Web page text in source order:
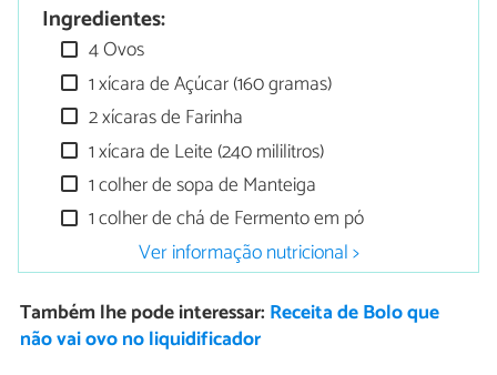
Ingredientes:
4 Ovos
1 xícara de Açúcar (160 gramas)
2 xícaras de Farinha
1 xícara de Leite (240 mililitros)
1 colher de sopa de Manteiga
1 colher de chá de Fermento em pó
Ver informação nutricional >
Também lhe pode interessar: Receita de Bolo que
não vai ovo no liquidificador